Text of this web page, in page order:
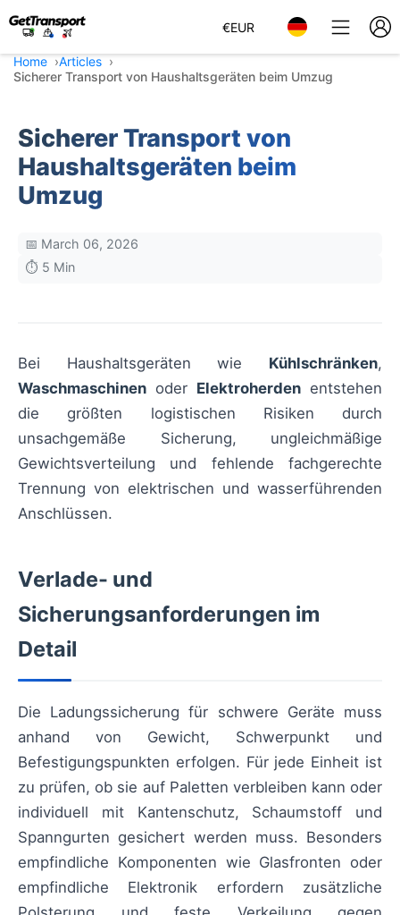
€EUR
Home
Articles
Sicherer Transport von Haushaltsgeräten beim Umzug
Sicherer Transport von
Haushaltsgeräten beim
Umzug
📅 March 06, 2026
⏱️ 5 Min
Bei Haushaltsgeräten wie Kühlschränken,
Waschmaschinen oder Elektroherden entstehen
die größten logistischen Risiken durch
unsachgemäße Sicherung, ungleichmäßige
Gewichtsverteilung und fehlende fachgerechte
Trennung von elektrischen und wasserführenden
Anschlüssen.
Verlade- und
Sicherungsanforderungen im
Detail
Die Ladungssicherung für schwere Geräte muss
anhand von Gewicht, Schwerpunkt und
Befestigungspunkten erfolgen. Für jede Einheit ist
zu prüfen, ob sie auf Paletten verbleiben kann oder
individuell mit Kantenschutz, Schaumstoff und
Spanngurten gesichert werden muss. Besonders
empfindliche Komponenten wie Glasfronten oder
empfindliche Elektronik erfordern zusätzliche